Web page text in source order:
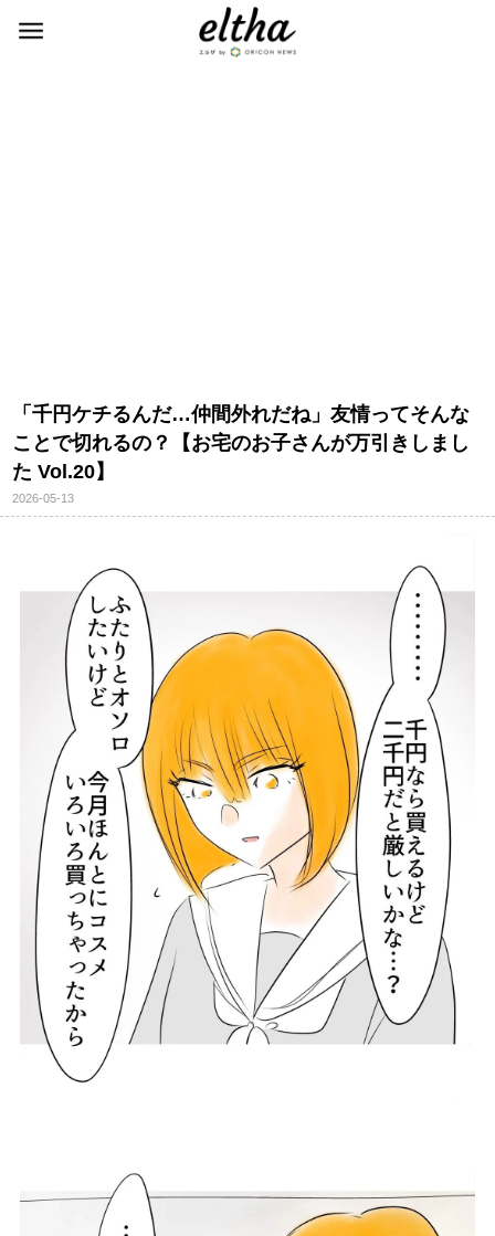
「千円ケチるんだ…仲間外れだね」友情ってそんな
ことで切れるの？【お宅のお子さんが万引きしまし
た Vol.20】
2026-05-13